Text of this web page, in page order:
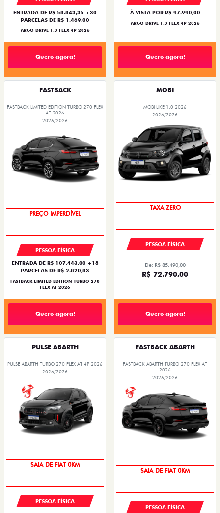
ENTRADA DE R$ 58.843,35 +30
PARCELAS DE R$ 1.469,00
ARGO DRIVE 1.0 FLEX 4P 2026
Quero agora!
À VISTA POR R$ 97.990,00
ARGO DRIVE 1.0 FLEX 4P 2026
Quero agora!
FASTBACK
FASTBACK LIMITED EDITION TURBO 270 FLEX
AT 2026
2026/2026
PREÇO IMPERDÍVEL
PESSOA FÍSICA
ENTRADA DE R$ 107.443,00 +18
PARCELAS DE R$ 2.820,83
FASTBACK LIMITED EDITION TURBO 270
FLEX AT 2026
Quero agora!
MOBI
MOBI LIKE 1.0 2026
2026/2026
TAXA ZERO
PESSOA FÍSICA
De: R$ 85.490,00
R$ 72.790,00
Quero agora!
PULSE ABARTH
PULSE ABARTH TURBO 270 FLEX AT 4P 2026
2026/2026
SAIA DE FIAT 0KM
PESSOA FÍSICA
FASTBACK ABARTH
FASTBACK ABARTH TURBO 270 FLEX AT
2026
2026/2026
SAIA DE FIAT 0KM
PESSOA FÍSICA